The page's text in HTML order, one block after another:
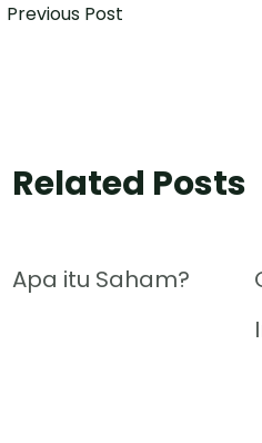
Previous Post
Related Posts
Apa itu Saham?